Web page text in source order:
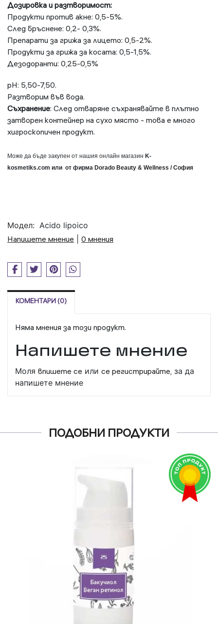
Дозировка и разтворимост:
Продукти против акне: 0,5-5%.
След бръснене: 0,2- 0,3%.
Препарати за грижа за лицето: 0,5-2%.
Продукти за грижа за косата: 0,5-1,5%.
Дезодоранти: 0,25-0,5%
pH: 5,50-7,50.
Разтворим във вода.
Съхранение: След отваряне съхранявайте в плътно
затворен контейнер на сухо място - това е много
хигроскопичен продукт.
Може да бъде закупен от нашия онлайн магазин K-
kosmetiks.com или от фирма Dorado Beauty & Wellness / София
Модел: Acido lipoico
Напишете мнение
0 мнения
КОМЕНТАРИ (0)
Няма мнения за този продукт.
Напишете мнение
Моля впишете се или се регистрирайте, за да
напишете мнение
ПОДОБНИ ПРОДУКТИ